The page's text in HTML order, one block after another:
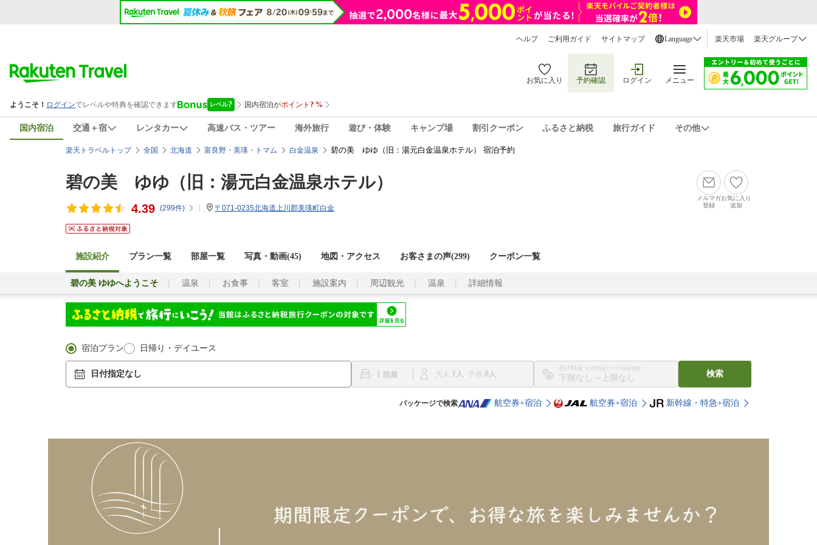
ヘルプ ご利用ガイド サイトマップ Language 楽天市場 楽天グループ
お気に入り 予約確認 ログイン メニュー
国内宿泊 交通＋宿 レンタカー 高速バス・ツアー 海外旅行 遊び・体験 キャンプ場 割引クーポン ふるさと納税 旅行ガイド その他
楽天トラベルトップ 全国 北海道 富良野・美瑛・トマム 白金温泉 碧の美 ゆゆ（旧：湯元白金温泉ホテル） 宿泊予約
碧の美 ゆゆ（旧：湯元白金温泉ホテル）
4.39 (299件) 〒071-0235北海道上川郡美瑛町白金
メルマガ
登録
お気に入り
追加
施設紹介 プラン一覧 部屋一覧 写真・動画(45) 地図・アクセス お客さまの声(299) クーポン一覧
碧の美 ゆゆへようこそ 温泉 お食事 客室 施設案内 周辺観光 温泉 詳細情報
宿泊プラン 日帰り・デイユース
日付指定なし 1 大人 1 子供 0
合計料金 ※1部屋あたりの税込金額
〜
検索
パッケージで検索 航空券+宿泊 航空券+宿泊 新幹線・特急+宿泊